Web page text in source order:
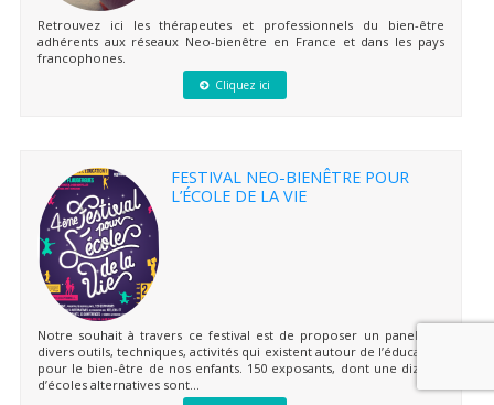
Retrouvez ici les thérapeutes et professionnels du bien-être
adhérents aux réseaux Neo-bienêtre en France et dans les pays
francophones.
Cliquez ici
FESTIVAL NEO-BIENÊTRE POUR
L’ÉCOLE DE LA VIE
Notre souhait à travers ce festival est de proposer un panel des
divers outils, techniques, activités qui existent autour de l’éducation
pour le bien-être de nos enfants. 150 exposants, dont une dizaine
d’écoles alternatives sont...